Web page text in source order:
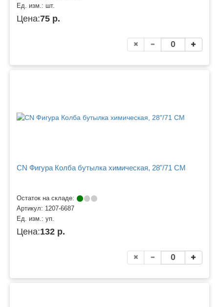
Ед. изм.: шт.
Цена:75 р.
CN Фигура Колба бутылка химическая, 28"/71 СМ
Остаток на складе:
Артикул: 1207-6687
Ед. изм.: уп.
Цена:132 р.